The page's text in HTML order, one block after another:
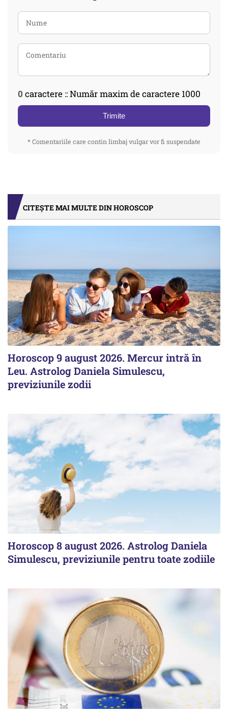
0 caractere :: Număr maxim de caractere 1000
Trimite
* Comentariile care contin limbaj vulgar vor fi suspendate
CITEȘTE MAI MULTE DIN HOROSCOP
Horoscop 9 august 2026. Mercur intră în
Leu. Astrolog Daniela Simulescu,
previziunile zodii
Horoscop 8 august 2026. Astrolog Daniela
Simulescu, previziunile pentru toate zodiile